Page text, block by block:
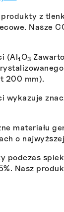
z
Nasze
(Al1 O3
200 mm).
wykazuje
materiału
o
podczas
Nasz